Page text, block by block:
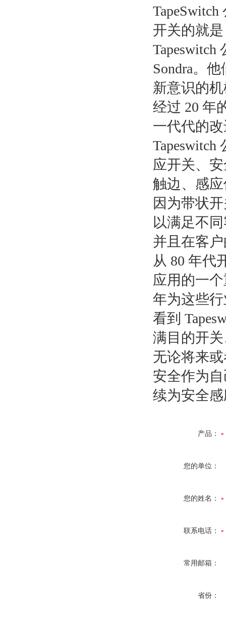
开关的就是
Tapeswitch
Sondra。
新意识的
经过 20 年
一代代的
应开关、
触边、感
因为带状
以满足不
并且在客
从 80 年代
应用的一
年为这些
看到
满目的开
无论将来
安全作为
续为安全
产品：
您的单位：
您的姓名：
联系电话：
常用邮箱：
省份：